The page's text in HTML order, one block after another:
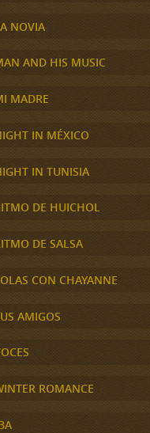
NOVIA
AND HIS MUSIC
MADRE
IN MÉXICO
IN TUNISIA
DE HUICHOL
DE SALSA
CON CHAYANNE
AMIGOS
ROMANCE